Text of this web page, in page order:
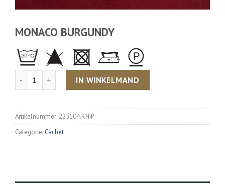
MONACO BURGUNDY
Aantal IN WINKELMAND
Artikelnummer: 225104.KNIP
Categorie: Cachet